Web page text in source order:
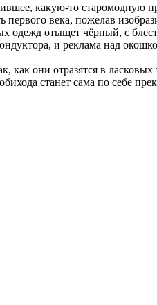
какую-то старомодную
века, пожелав
отыщет чёрный, с
и реклама над
они отразятся в
станет сама по себе